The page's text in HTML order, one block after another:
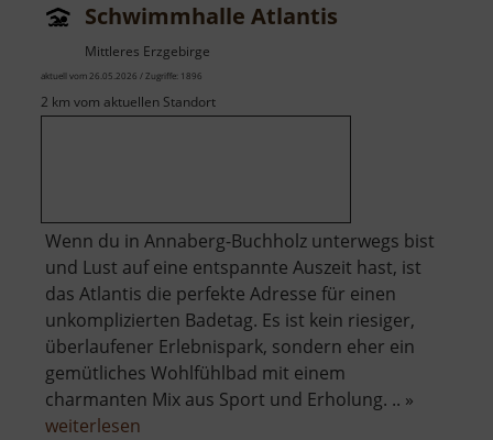
Schwimmhalle Atlantis
Mittleres Erzgebirge
aktuell vom 26.05.2026 / Zugriffe: 1896
2 km vom aktuellen Standort
Wenn du in Annaberg-Buchholz unterwegs bist
und Lust auf eine entspannte Auszeit hast, ist
das Atlantis die perfekte Adresse für einen
unkomplizierten Badetag. Es ist kein riesiger,
überlaufener Erlebnispark, sondern eher ein
gemütliches Wohlfühlbad mit einem
charmanten Mix aus Sport und Erholung. .. »
weiterlesen